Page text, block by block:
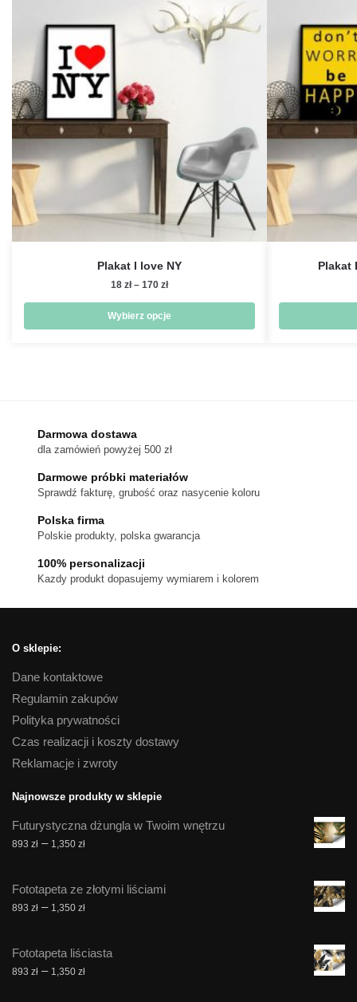
Plakat I love NY
18 zł – 170 złZakres
od
18 zł
Wybierz opcje
można
wybrać
na
produktu
Plakat
Darmowa dostawa
dla zamówień powyżej 500 zł
Darmowe próbki materiałów
Sprawdź fakturę, grubość oraz nasycenie koloru
Polska firma
Polskie produkty, polska gwarancja
100% personalizacji
Kazdy produkt dopasujemy wymiarem i kolorem
O sklepie:
Dane kontaktowe
Regulamin zakupów
Polityka prywatności
Czas realizacji i koszty dostawy
Reklamacje i zwroty
Najnowsze produkty w sklepie
Futurystyczna dżungla w Twoim wnętrzu
893 zł – 1,350 złZakres
893 zł
do
Fototapeta ze złotymi liściami
893 zł – 1,350 złZakres
893 zł
do
Fototapeta liściasta
893 zł – 1,350 złZakres